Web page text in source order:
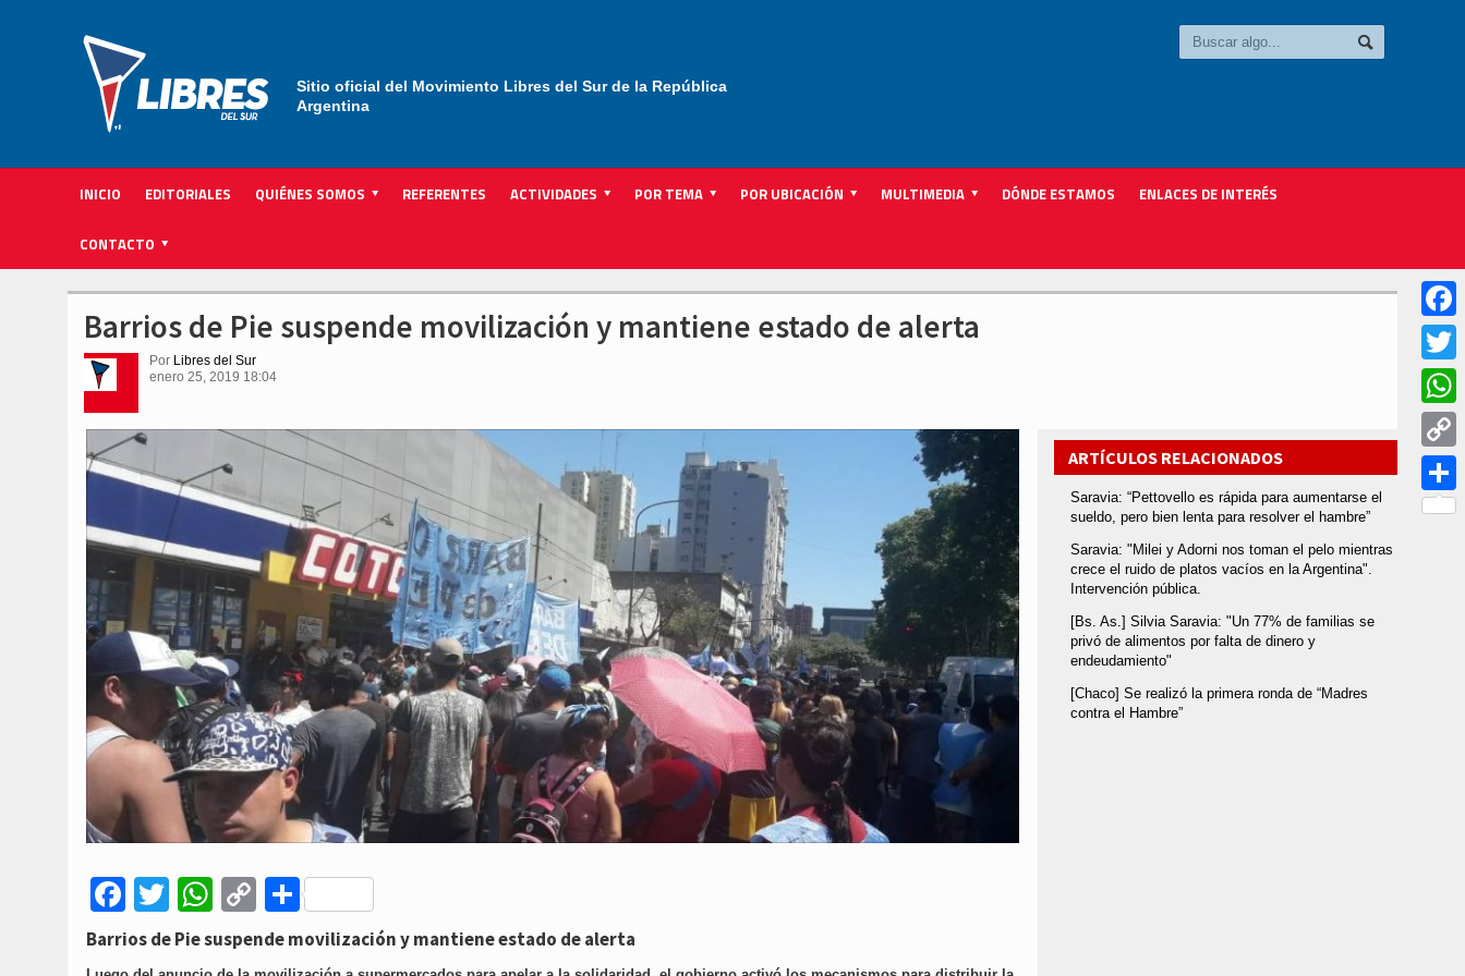
Sitio oficial del Movimiento Libres del Sur de la República
Argentina
INICIO EDITORIALES QUIÉNES SOMOS REFERENTES ACTIVIDADES POR TEMA POR UBICACIÓN MULTIMEDIA DÓNDE ESTAMOS ENLACES DE INTERÉS
CONTACTO
Barrios de Pie suspende movilización y mantiene estado de alerta
Por Libres del Sur
enero 25, 2019 18:04
Facebook
TwitterWhatsApp
Copy
Link
Compartir
Barrios de Pie suspende movilización y mantiene estado de alerta
ARTÍCULOS RELACIONADOS
Saravia: “Pettovello es rápida para aumentarse el
sueldo, pero bien lenta para resolver el hambre”
Saravia: "Milei y Adorni nos toman el pelo mientras
crece el ruido de platos vacíos en la Argentina".
Intervención pública.
[Bs. As.] Silvia Saravia: "Un 77% de familias se
privó de alimentos por falta de dinero y
endeudamiento"
[Chaco] Se realizó la primera ronda de “Madres
contra el Hambre”
Twitter
Copy
Link